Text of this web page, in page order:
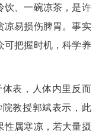
、一碗凉茶，是许
凉易损伤脾胃。事实
可把握时机，科学养
表，人体内里反而
教授郭斌表示，此
性属寒凉，若大量摄